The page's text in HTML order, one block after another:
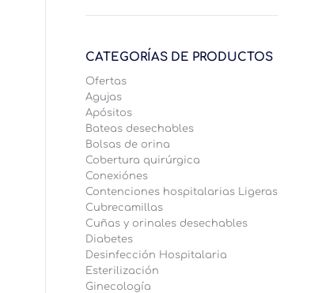
CATEGORÍAS DE PRODUCTOS
Ofertas
Agujas
Apósitos
Bateas desechables
Bolsas de orina
Cobertura quirúrgica
Conexiónes
Contenciones hospitalarias Ligeras
Cubrecamillas
Cuñas y orinales desechables
Diabetes
Desinfección Hospitalaria
Esterilización
Ginecología